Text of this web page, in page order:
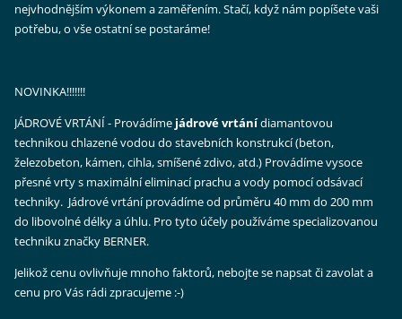
nejvhodnějším výkonem a zaměřením. Stačí, když nám popíšete vaši
potřebu, o vše ostatní se postaráme!
NOVINKA!!!!!!!
JÁDROVÉ VRTÁNÍ - Provádíme jádrové vrtánídiamantovou
technikou chlazené vodou do stavebních konstrukcí (beton,
železobeton, kámen, cihla, smíšené zdivo, atd.) Provádíme vysoce
přesné vrty s maximální eliminací prachu a vody pomocí odsávací
techniky. Jádrové vrtání provádíme od průměru 40 mm do 200 mm
do libovolné délky a úhlu. Pro tyto účely používáme specializovanou
techniku značky BERNER.
Jelikož cenu ovlivňuje mnoho faktorů, nebojte se napsat či zavolat a
cenu pro Vás rádi zpracujeme :-)